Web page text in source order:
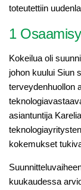
toteutettiin
1
Kokeilua oli
johon kuului Siun
terveydenhuollon
asiantuntija
kokemukset
kuukaudessa